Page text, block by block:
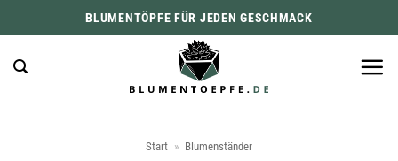
Inhalt
springen
BLUMENTÖPFE FÜR JEDEN GESCHMACK
Start » Blumenständer